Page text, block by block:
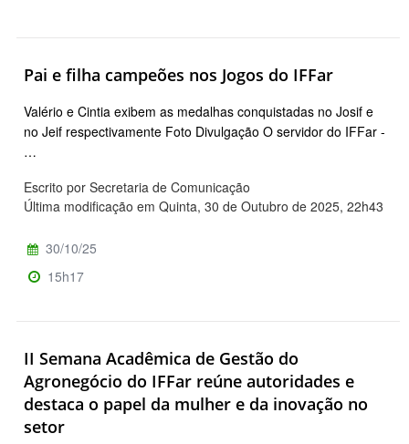
Pai e filha campeões nos Jogos do IFFar
Valério e Cintia exibem as medalhas conquistadas no Josif e
no Jeif respectivamente Foto Divulgação O servidor do IFFar -
…
Escrito por Secretaria de Comunicação
Última modificação em Quinta, 30 de Outubro de 2025, 22h43
30/10/25
15h17
II Semana Acadêmica de Gestão do
Agronegócio do IFFar reúne autoridades e
destaca o papel da mulher e da inovação no
setor